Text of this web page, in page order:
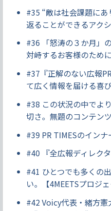
#35 “敵は社会課題に
返ることができるアクシ
#36 「怒涛の３か月」
対峙するお客様のために
#37『正解のない広報
て広く情報を届ける喜
#38 この状況の中でよ
切さ。無題のコンテンツ
#39 PR TIMESのイン
#40 『全広報ディレク
#41 ひとつでも多くの
い。【4MEETSプロジ
#42 Voicy代表・緒方